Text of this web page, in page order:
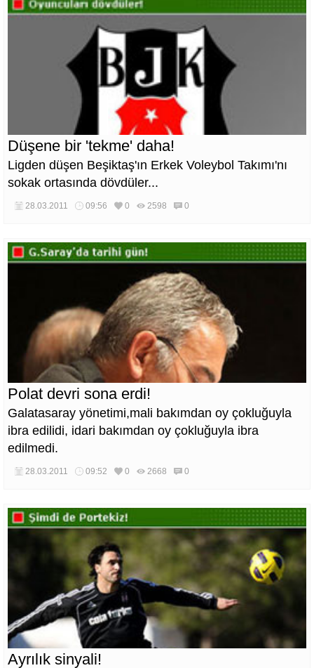
Düşene bir 'tekme' daha!
Ligden düşen Beşiktaş'ın Erkek Voleybol Takımı'nı
sokak ortasında dövdüler...
28.03.2011 09:56 0 2598 0
Polat devri sona erdi!
Galatasaray yönetimi,mali bakımdan oy çokluğuyla
ibra edilidi, idari bakımdan oy çokluğuyla ibra
edilmedi.
28.03.2011 09:52 0 2668 0
Ayrılık sinyali!